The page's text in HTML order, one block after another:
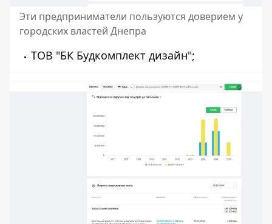
Эти предприниматели пользуются доверием у
городских властей Днепра
ТОВ "БК Будкомплект дизайн";